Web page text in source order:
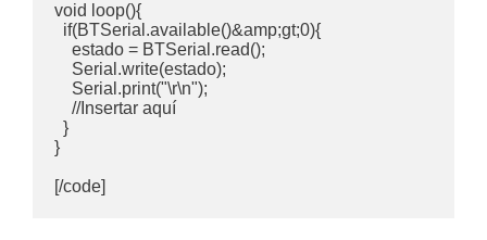
void loop(){
  if(BTSerial.available()&amp;gt;0){
    estado = BTSerial.read();
    Serial.write(estado);
    Serial.print("\r\n");
    //Insertar aquí
  }
}
[/code]